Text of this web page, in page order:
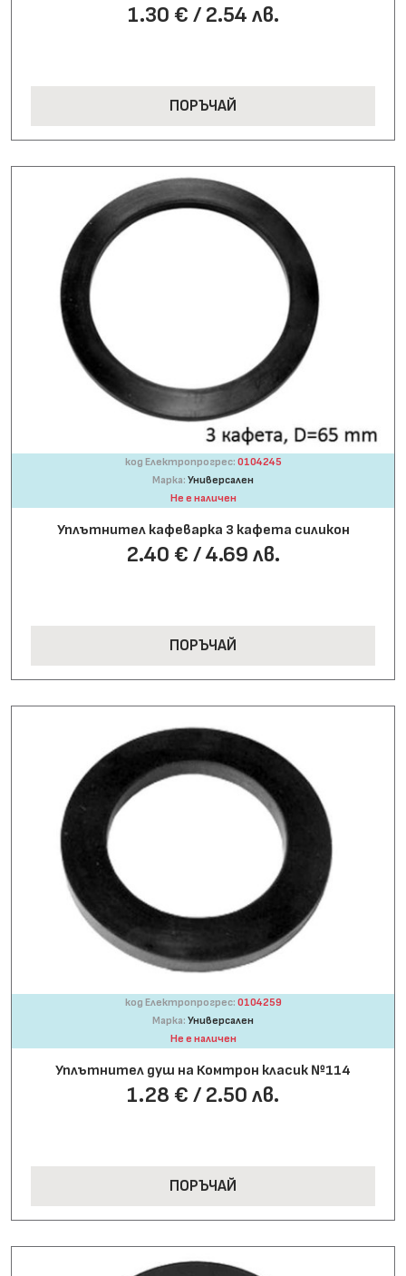
1.30 € / 2.54 лв.
ПОРЪЧАЙ
код Електропрогрес: 0104245
Марка: Универсален
Не е наличен
Уплътнител кафеварка 3 кафета силикон
2.40 € / 4.69 лв.
ПОРЪЧАЙ
код Електропрогрес: 0104259
Марка: Универсален
Не е наличен
Уплътнител душ на Комтрон класик №114
1.28 € / 2.50 лв.
ПОРЪЧАЙ